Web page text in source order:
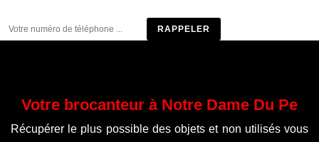
Votre brocanteur à Notre Dame Du Pe
Récupérer le plus possible des objets et non utilisés vous